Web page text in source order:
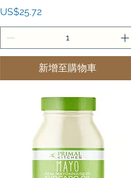
價格
US$25.72
新增至購物車